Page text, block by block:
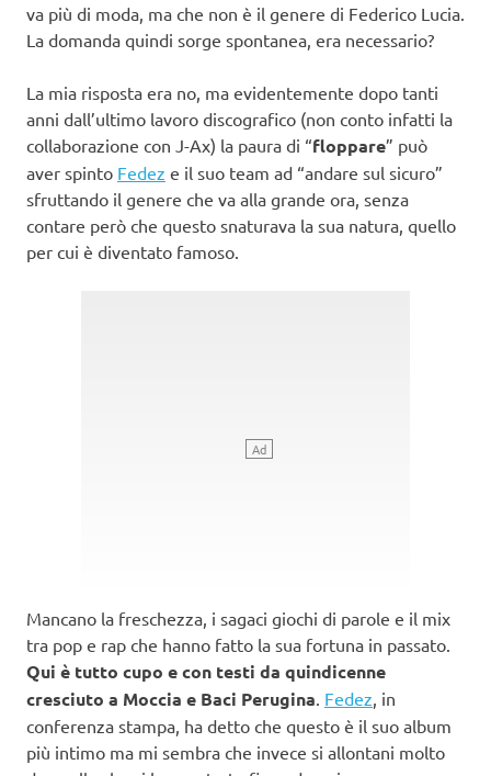
va più di moda, ma che non è il genere di Federico Lucia.
La domanda quindi sorge spontanea, era necessario?
La mia risposta era no, ma evidentemente dopo tanti
anni dall’ultimo lavoro discografico (non conto infatti la
collaborazione con J-Ax) la paura di “floppare” può
aver spinto Fedez e il suo team ad “andare sul sicuro”
sfruttando il genere che va alla grande ora, senza
contare però che questo snaturava la sua natura, quello
per cui è diventato famoso.
Mancano la freschezza, i sagaci giochi di parole e il mix
tra pop e rap che hanno fatto la sua fortuna in passato.
Qui è tutto cupo e con testi da quindicenne
cresciuto a Moccia e Baci Perugina Fedez , in
conferenza stampa, ha detto che questo è il suo album
più intimo ma mi sembra che invece si allontani molto